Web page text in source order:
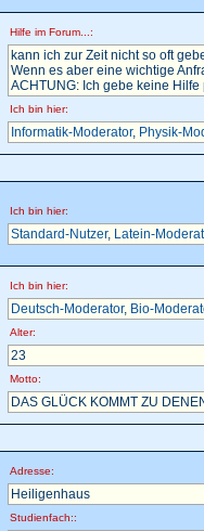
Hilfe im Forum...:
kann ich zur Zeit nicht so oft
Wenn es aber eine wichtige
ACHTUNG: Ich gebe keine
Ich bin hier:
Informatik-Moderator, Physik-
Ich bin hier:
Standard-Nutzer, Latein-
Ich bin hier:
Deutsch-Moderator, Bio-
Alter:
23
Motto:
DAS GLÜCK KOMMT ZU
Adresse:
Heiligenhaus
Studienfach::